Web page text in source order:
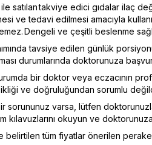
ile satılan takviye edici gıdalar ilaç
ve tedavi edilmesi amacıyla
Dengeli ve çeşitli beslenme
tavsiye edilen günlük
durumlarında doktorunuza
bir doktor veya eczacının
ve doğruluğundan sorumlu
sorununuz varsa, lütfen
kılavuzlarını okuyun ve
tüm fiyatlar önerilen